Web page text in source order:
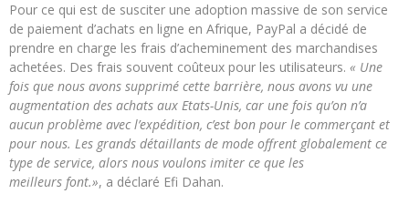
Pour ce qui est de susciter une adoption massive de son service
de paiement d’achats en ligne en Afrique, PayPal a décidé de
prendre en charge les frais d’acheminement des marchandises
achetées. Des frais souvent coûteux pour les utilisateurs. « Une
fois que nous avons supprimé cette barrière, nous avons vu une
augmentation des achats aux Etats-Unis, car une fois qu’on n’a
aucun problème avec l’expédition, c’est bon pour le commerçant et
pour nous. Les grands détaillants de mode offrent globalement ce
type de service, alors nous voulons imiter ce que les
meilleurs font.», a déclaré Efi Dahan.